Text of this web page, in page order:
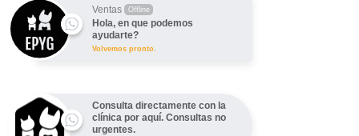
Ventas Offline
Hola, en que podemos
ayudarte?
Volvemos pronto.
Consulta directamente con la
clínica por aquí. Consultas no
urgentes.